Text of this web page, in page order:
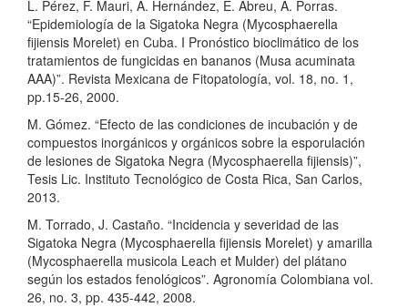
L. Pérez, F. Mauri, A. Hernández, E. Abreu, A. Porras.
“Epidemiología de la Sigatoka Negra (Mycosphaerella
fijiensis Morelet) en Cuba. I Pronóstico bioclimático de los
tratamientos de fungicidas en bananos (Musa acuminata
AAA)”. Revista Mexicana de Fitopatología, vol. 18, no. 1,
pp.15-26, 2000.
M. Gómez. “Efecto de las condiciones de incubación y de
compuestos inorgánicos y orgánicos sobre la esporulación
de lesiones de Sigatoka Negra (Mycosphaerella fijiensis)”,
Tesis Lic. Instituto Tecnológico de Costa Rica, San Carlos,
2013.
M. Torrado, J. Castaño. “Incidencia y severidad de las
Sigatoka Negra (Mycosphaerella fijiensis Morelet) y amarilla
(Mycosphaerella musicola Leach et Mulder) del plátano
según los estados fenológicos”. Agronomía Colombiana vol.
26, no. 3, pp. 435-442, 2008.